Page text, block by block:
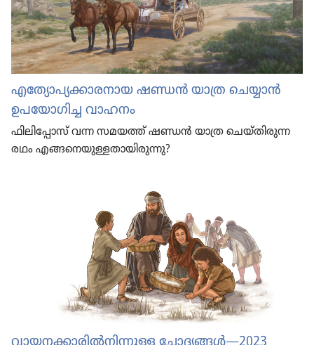
എത്യോ​പ്യ​ക്കാ​ര​നായ ഷണ്ഡൻ യാത്ര ചെയ്യാൻ
ഉപയോ​ഗിച്ച വാഹനം
ഫിലി​പ്പോസ്‌ വന്ന സമയത്ത്‌ ഷണ്ഡൻ യാത്ര ചെയ്‌തി​രുന്ന
രഥം എങ്ങനെ​യു​ള്ള​താ​യി​രു​ന്നു?